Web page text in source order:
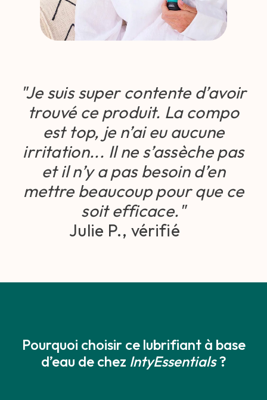
"Je suis super contente d’avoir
trouvé ce produit. La compo
est top, je n’ai eu aucune
irritation... Il ne s’assèche pas
et il n’y a pas besoin d’en
mettre beaucoup pour que ce
soit efficace."
Julie P., vérifié
Pourquoi choisir ce lubrifiant à base
d’eau de chez IntyEssentials?